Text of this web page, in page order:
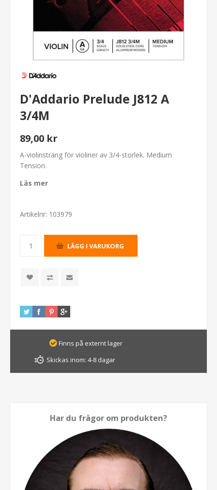
D'Addario Prelude J812 A
3/4M
89,00 kr
A-violinsträng för violiner av 3/4-storlek. Medium
Tension.
Läs mer
Artikelnr: 103979
Finns på externt lager
Skickas inom: 4-8 dagar
Har du frågor om produkten?